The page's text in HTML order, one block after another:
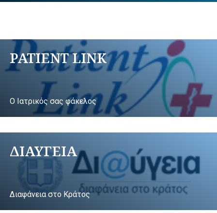
PATIENT LINK
Ο Ιατρικός σας φάκελος
ΔΙΑΥΓΕΙΑ
Διαφάνεια στο Κράτος